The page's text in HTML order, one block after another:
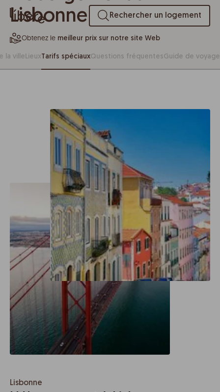
Rechercher un logement
Lisbonne
Obtenez le meilleur prix sur notre site Web
la villeLieuxTarifs spéciauxQuestions fréquentesGuide de voyage
Lisbonne